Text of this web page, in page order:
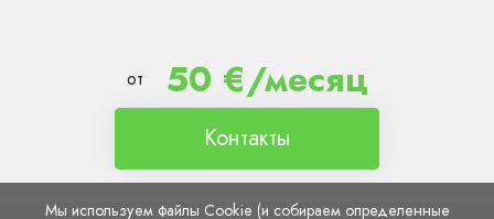
от 50 €/месяц
Контакты
Мы используем файлы Cookie (и собираем определенные